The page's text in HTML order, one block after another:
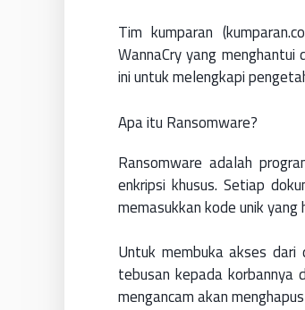
Tim kumparan
WannaCry yang
ini untuk melengkapi
Apa itu Ransomware?
Ransomware adalah
enkripsi khusus. Setiap
memasukkan kode unik yang
Untuk membuka akses dari
tebusan kepada korbannya
mengancam akan